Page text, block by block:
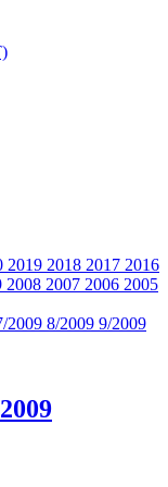
2019 2018 2017 2016
2008 2007 2006 2005
2009 8/2009 9/2009